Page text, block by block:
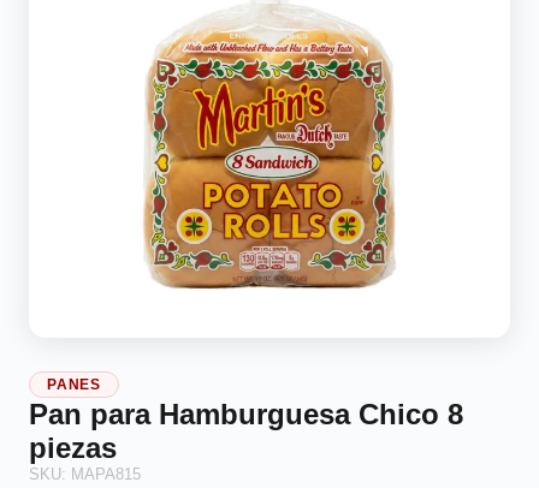
PANES
Pan para Hamburguesa Chico 8
piezas
SKU: MAPA815